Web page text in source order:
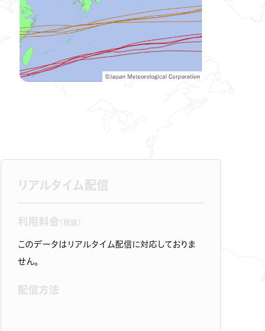
リアルタイム配信
利用料金 （税抜）
このデータはリアルタイム配信に対応しておりま
せん。
配信方法